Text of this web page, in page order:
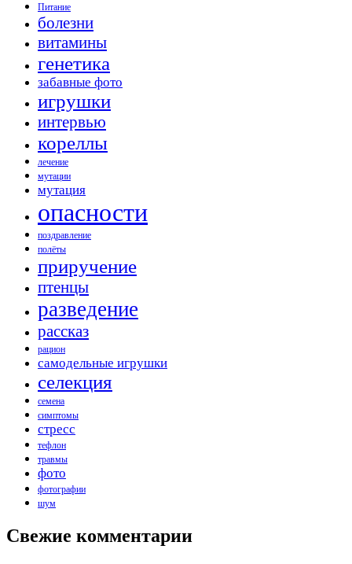
Питание
болезни
витамины
генетика
забавные фото
игрушки
интервью
кореллы
лечение
мутации
мутация
опасности
поздравление
полёты
приручение
птенцы
разведение
рассказ
рацион
самодельные игрушки
селекция
семена
симптомы
стресс
тефлон
травмы
фото
фотографии
шум
Свежие комментарии